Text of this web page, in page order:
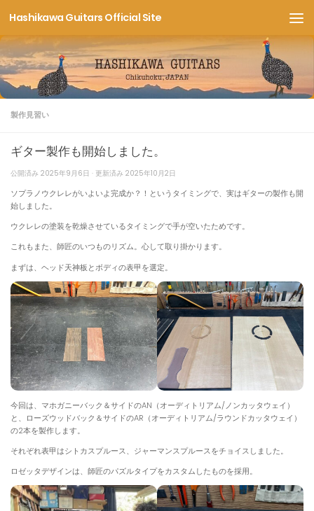
コンテンツへスキップ
Hashikawa Guitars Official Site
製作見習い
ギター製作も開始しました。
公開済み 2025年9月6日 · 更新済み 2025年10月2日
ソプラノウクレレがいよいよ完成か？！というタイミングで、実はギターの製作も開
始しました。
ウクレレの塗装を乾燥させているタイミングで手が空いたためです。
これもまた、師匠のいつものリズム。心して取り掛かります。
まずは、ヘッド天神板とボディの表甲を選定。
今回は、マホガニーバック＆サイドのAN（オーディトリアム/ノンカッタウェイ）
と、ローズウッドバック＆サイドのAR（オーディトリアム/ラウンドカッタウェイ）
の2本を製作します。
それぞれ表甲はシトカスプルース、ジャーマンスプルースをチョイスしました。
ロゼッタデザインは、師匠のパズルタイプをカスタムしたものを採用。